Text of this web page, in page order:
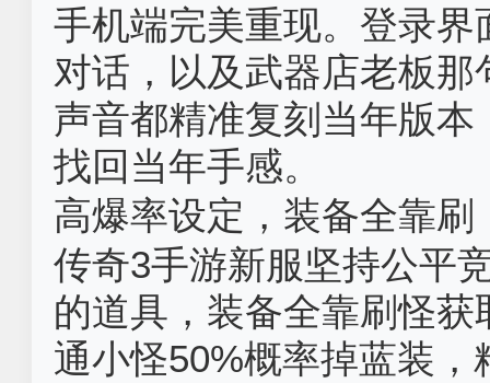
手机端完美重现。登录
对话，以及武器店老板那
声音都精准复刻当年版
找回当年手感。
高爆率设定，装备全靠刷‌
传奇3手游新服坚持公平
的道具，装备全靠刷怪
通小怪50%概率掉蓝装